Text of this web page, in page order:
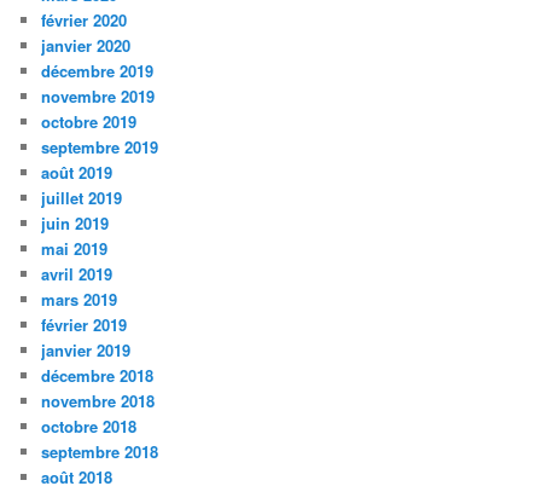
février 2020
janvier 2020
décembre 2019
novembre 2019
octobre 2019
septembre 2019
août 2019
juillet 2019
juin 2019
mai 2019
avril 2019
mars 2019
février 2019
janvier 2019
décembre 2018
novembre 2018
octobre 2018
septembre 2018
août 2018